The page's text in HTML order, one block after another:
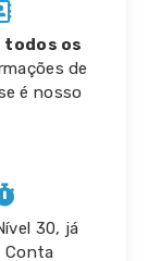
todos os
de
é nosso
30, já
Conta